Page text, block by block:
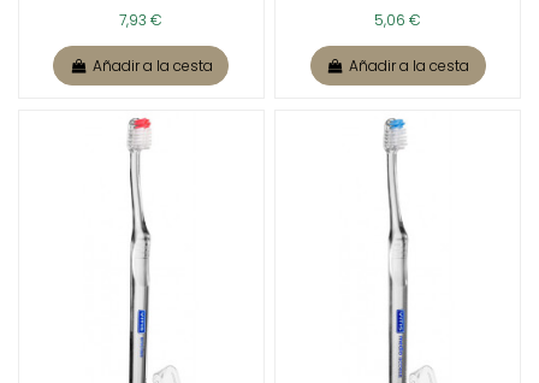
7,93 €
Añadir a la cesta
5,06 €
Añadir a la cesta